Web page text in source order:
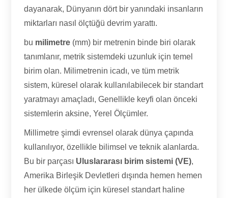
dayanarak, Dünyanın dört bir yanındaki insanların
miktarları nasıl ölçtüğü devrim yarattı.
bu milimetre (mm) bir metrenin binde biri olarak
tanımlanır, metrik sistemdeki uzunluk için temel
birim olan. Milimetrenin icadı, ve tüm metrik
sistem, küresel olarak kullanılabilecek bir standart
yaratmayı amaçladı, Genellikle keyfi olan önceki
sistemlerin aksine, Yerel Ölçümler.
Millimetre şimdi evrensel olarak dünya çapında
kullanılıyor, özellikle bilimsel ve teknik alanlarda.
Bu bir parçası Uluslararası birim sistemi (VE),
Amerika Birleşik Devletleri dışında hemen hemen
her ülkede ölçüm için küresel standart haline